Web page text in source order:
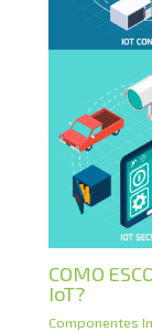
COMO
IoT?
Componentes